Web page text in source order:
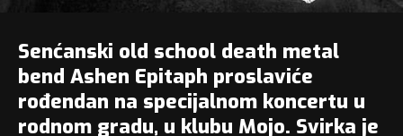
Senćanski old school death metal
bend Ashen Epitaph proslaviće
rođendan na specijalnom koncertu u
rodnom gradu, u klubu Mojo. Svirka je